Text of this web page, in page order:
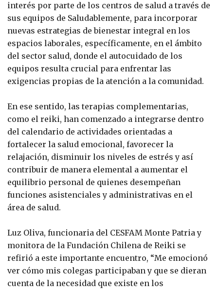
interés por parte de los centros de salud a través de
sus equipos de Saludablemente, para incorporar
nuevas estrategias de bienestar integral en los
espacios laborales, específicamente, en el ámbito
del sector salud, donde el autocuidado de los
equipos resulta crucial para enfrentar las
exigencias propias de la atención a la comunidad.
En ese sentido, las terapias complementarias,
como el reiki, han comenzado a integrarse dentro
del calendario de actividades orientadas a
fortalecer la salud emocional, favorecer la
relajación, disminuir los niveles de estrés y así
contribuir de manera elemental a aumentar el
equilibrio personal de quienes desempeñan
funciones asistenciales y administrativas en el
área de salud.
Luz Oliva, funcionaria del CESFAM Monte Patria y
monitora de la Fundación Chilena de Reiki se
refirió a este importante encuentro, “Me emocionó
ver cómo mis colegas participaban y que se dieran
cuenta de la necesidad que existe en los